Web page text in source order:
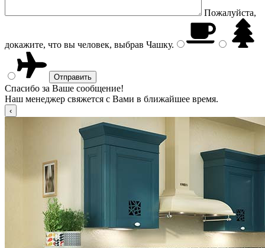
Пожалуйста,
докажите, что вы человек, выбрав Чашку.
Спасибо за Ваше сообщение!
Наш менеджер свяжется с Вами в ближайшее время.